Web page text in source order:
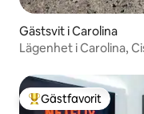
Gästsvit i Carolina
Lägenhet i Carolina,
Populär gästfavorit
Gästfavorit